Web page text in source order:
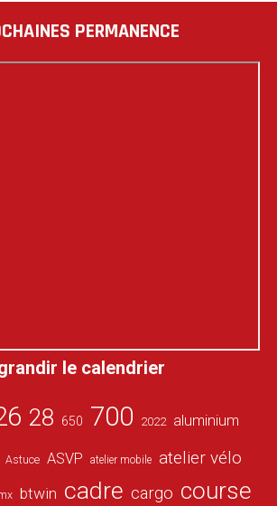
PERMANENCE
le calendrier
28 650 700 2022 aluminium
Astuce ASVP atelier mobile atelier vélo
btwin cadre cargo course